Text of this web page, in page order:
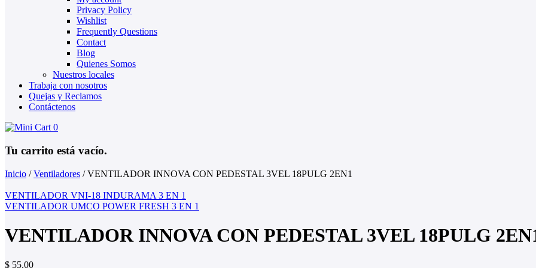
Privacy Policy
Wishlist
Frequently Questions
Contact
Blog
Quienes Somos
Nuestros locales
Trabaja con nosotros
Quejas y Reclamos
Contáctenos
0
Tu carrito está vacío.
Inicio / Ventiladores /VENTILADOR INNOVA CON PEDESTAL 3VEL 18PULG 2EN1
VENTILADOR VNI-18 INDURAMA 3 EN 1
VENTILADOR UMCO POWER FRESH 3 EN 1
VENTILADOR INNOVA CON PEDESTAL 3VEL 18PULG
$ 55,00